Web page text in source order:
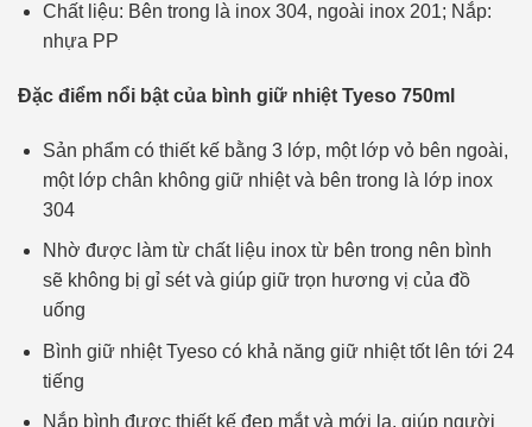
Chất liệu: Bên trong là inox 304, ngoài inox 201; Nắp:
nhựa PP
Đặc điểm nổi bật của bình giữ nhiệt Tyeso 750ml
Sản phẩm có thiết kế bằng 3 lớp, một lớp vỏ bên ngoài,
một lớp chân không giữ nhiệt và bên trong là lớp inox
304
Nhờ được làm từ chất liệu inox từ bên trong nên bình
sẽ không bị gỉ sét và giúp giữ trọn hương vị của đồ
uống
Bình giữ nhiệt Tyeso có khả năng giữ nhiệt tốt lên tới 24
tiếng
Nắp bình được thiết kế đẹp mắt và mới lạ, giúp người